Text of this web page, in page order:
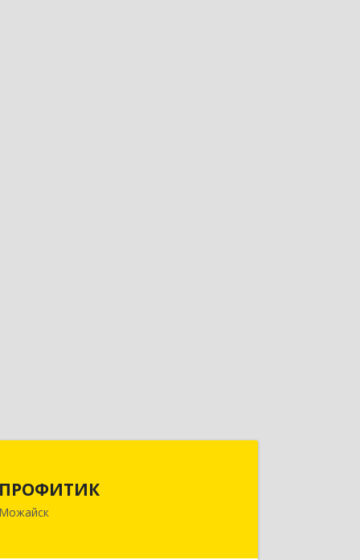
ПРОФИТИК
Можайск
р-н, Можайск г, Молодежная ул, дом